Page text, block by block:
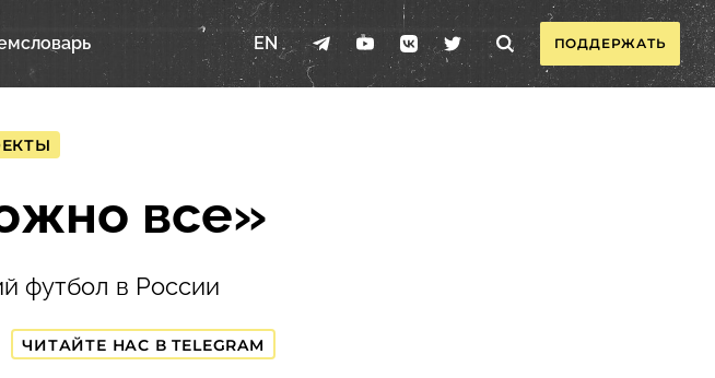
EN ПОДДЕРЖАТЬ
все»
футбол в России
ЧИТАЙТЕ НАС В TELEGRAM